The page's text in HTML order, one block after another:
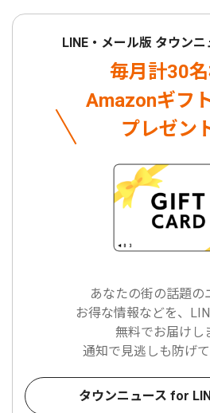
LINE・メール版 タウン
毎月計30
Amazonギフ
プレゼン
あなたの街の話題の
お得な情報などを、
無料でお届けし
通知で見逃しも防げ
タウンニュース for